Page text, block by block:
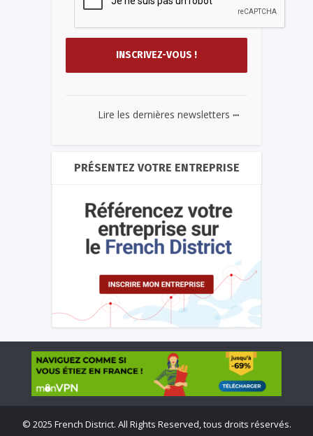
Lire les dernières newsletters ...
PRÉSENTEZ VOTRE ENTREPRISE
© 2025 French District. All Rights Reserved, tous droits réservés.